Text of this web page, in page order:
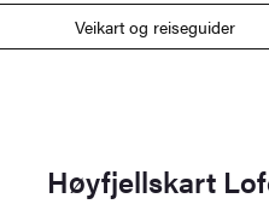
Veikart og reiseguider
Høyfjellskart